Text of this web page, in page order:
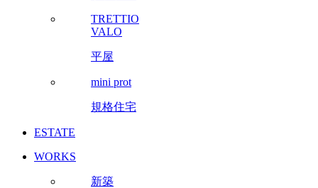
TRETTIO
VALO
平屋
mini prot
規格住宅
ESTATE
WORKS
新築